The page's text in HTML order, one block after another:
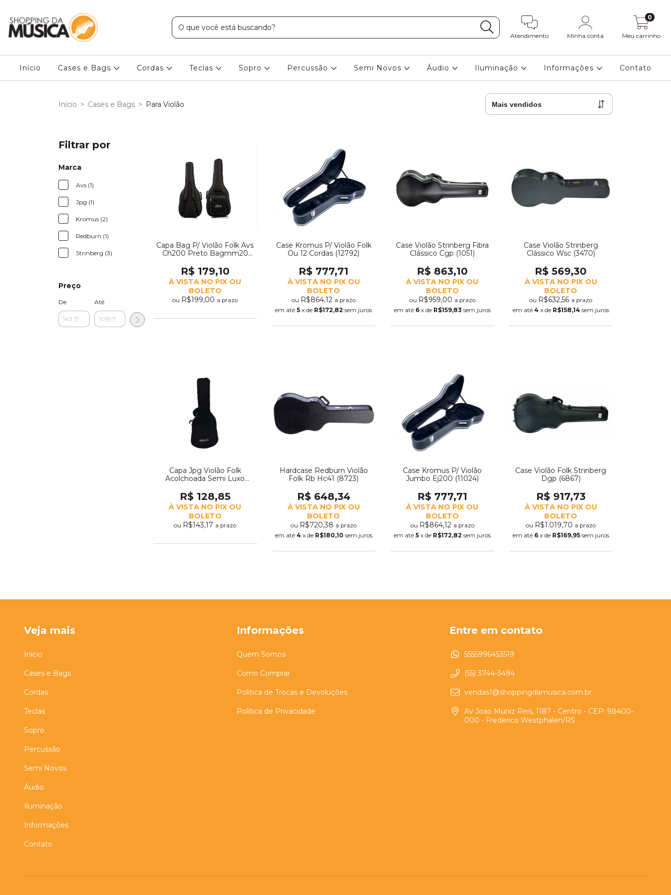
Atendimento Minha conta Meu carrinho
0
Início Cases e Bags Cordas Teclas Sopro Percussão Semi Novos Áudio Iluminação Informações Contato
Início > Cases e Bags > Para Violão
Filtrar por
Marca
Avs (1)
Jpg (1)
Kromus (2)
Redburn (1)
Strinberg (3)
Preço
De Até
Capa Bag P/ Violão Folk Avs
Ch200 Preto Bagmm20
R$ 179,10
À VISTA NO PIX OU
BOLETO
ou R$199,00 a prazo
Case Kromus P/ Violão Folk
Ou 12 Cordas (12792)
R$ 777,71
À VISTA NO PIX OU
BOLETO
ou R$864,12 a prazo
em até5 x de R$172,82 sem juros
Case Violão Strinberg Fibra
Clássico Cgp (1051)
R$ 863,10
À VISTA NO PIX OU
BOLETO
ou R$959,00 a prazo
em até 6 x de R$159,83 sem juros
Case Violão Strinberg
Clássico Wsc (3470)
R$ 569,30
À VISTA NO PIX OU
BOLETO
ou R$632,56 a prazo
em até 4 x de R$158,14 sem juros
Capa Jpg Violão Folk
Acolchoada Semi Luxo
R$ 128,85
À VISTA NO PIX OU
BOLETO
ou R$143,17 a prazo
Hardcase Redburn Violão
Folk Rb Hc41 (8723)
R$ 648,34
À VISTA NO PIX OU
BOLETO
ou R$720,38 a prazo
em até 4 x de R$180,10 sem juros
Case Kromus P/ Violão
Jumbo Ej200 (11024)
R$ 777,71
À VISTA NO PIX OU
BOLETO
ou R$864,12 a prazo
em até 5 x de R$172,82 sem juros
Case Violão Folk Strinberg
Dgp (6867)
R$ 917,73
À VISTA NO PIX OU
BOLETO
ou R$1.019,70 a prazo
em até 6 x de R$169,95 sem juros
Veja mais
Início
Cases e Bags
Cordas
Teclas
Sopro
Percussão
Semi Novos
Áudio
Iluminação
Informações
Contato
Informações
Quem Somos
Como Comprar
Política de Trocas e Devoluções
Política de Privacidade
Entre em contato
5555996453519
(55) 3744-3494
vendas1@shoppingdamusica.com.br
Av Joao Muniz Reis, 1187 - Centro - CEP: 98400-
000 - Frederico Westphalen/RS